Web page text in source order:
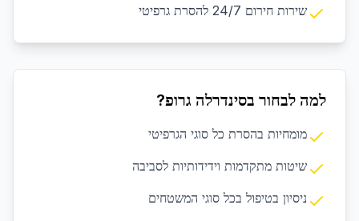
שירות חירום 24/7 להסרת גרפיטי
למה לבחור בסינדרלה גרופ?
מומחיות בהסרת כל סוגי הגרפיטי
שיטות מתקדמות וידידותיות לסביבה
ניסיון בטיפול בכל סוגי המשטחים